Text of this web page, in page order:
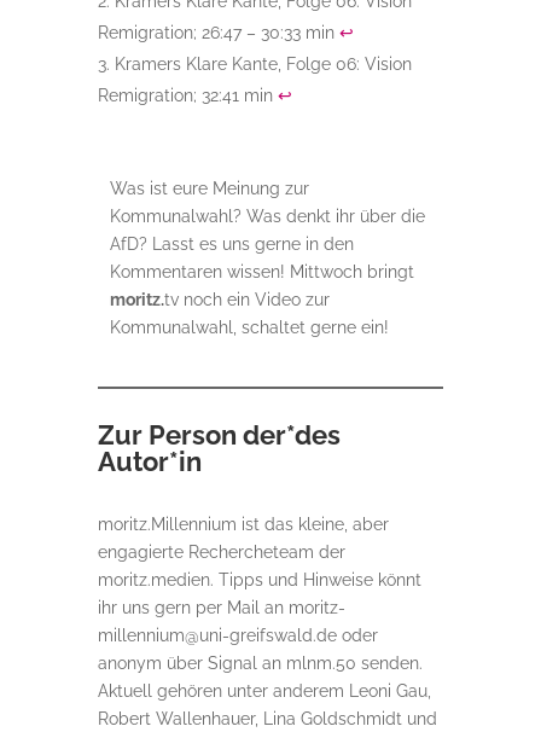
Remigration; 26:47 – 30:33 min ↩︎
Kramers Klare Kante, Folge 06: Vision
Remigration; 32:41 min ↩︎
Was ist eure Meinung zur
Kommunalwahl? Was denkt ihr über die
AfD? Lasst es uns gerne in den
Kommentaren wissen! Mittwoch bringt
moritz.tv noch ein Video zur
Kommunalwahl, schaltet gerne ein!
Zur Person der*des
Autor*in
moritz.Millennium ist das kleine, aber
engagierte Rechercheteam der
moritz.medien. Tipps und Hinweise könnt
ihr uns gern per Mail an moritz-
millennium@uni-greifswald.de oder
anonym über Signal an mlnm.50 senden.
Aktuell gehören unter anderem Leoni Gau,
Robert Wallenhauer, Lina Goldschmidt und